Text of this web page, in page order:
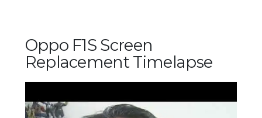
Oppo F1S Screen
Replacement Timelapse